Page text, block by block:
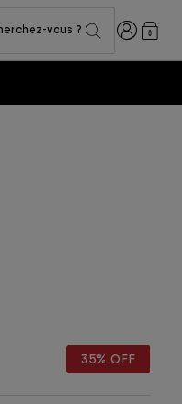
vous ? Connexion
0
35% OFF